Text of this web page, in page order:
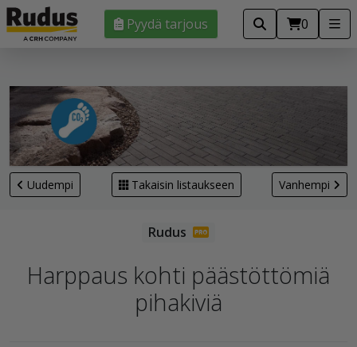
Pyydä tarjous 0
Uudempi Takaisin listaukseen Vanhempi
Harppaus kohti päästöttömiä
pihakiviä